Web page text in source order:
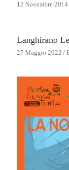
12 Novembre 2014
Langhirano
27 Maggio 2022 /